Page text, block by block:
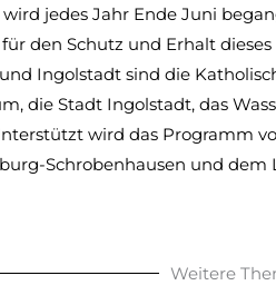
jedes Jahr Ende Juni
den Schutz und Erhalt
Ingolstadt sind die
die Stadt Ingolstadt, das
wird das Programm
Schrobenhausen und
Weitere